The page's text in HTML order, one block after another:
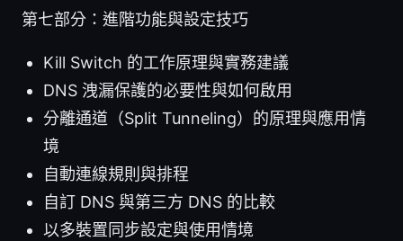
第七部分：進階功能與設定技巧
Kill Switch 的工作原理與實務建議
DNS 洩漏保護的必要性與如何啟用
分離通道（Split Tunneling）的原理與應用情
境
自動連線規則與排程
自訂 DNS 與第三方 DNS 的比較
以多裝置同步設定與使用情境